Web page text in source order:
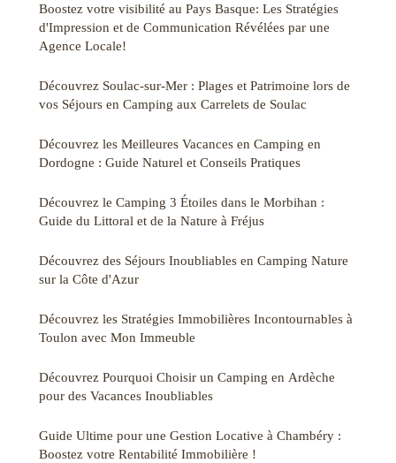
Boostez votre visibilité au Pays Basque: Les Stratégies
d'Impression et de Communication Révélées par une
Agence Locale!
Découvrez Soulac-sur-Mer : Plages et Patrimoine lors de
vos Séjours en Camping aux Carrelets de Soulac
Découvrez les Meilleures Vacances en Camping en
Dordogne : Guide Naturel et Conseils Pratiques
Découvrez le Camping 3 Étoiles dans le Morbihan :
Guide du Littoral et de la Nature à Fréjus
Découvrez des Séjours Inoubliables en Camping Nature
sur la Côte d'Azur
Découvrez les Stratégies Immobilières Incontournables à
Toulon avec Mon Immeuble
Découvrez Pourquoi Choisir un Camping en Ardèche
pour des Vacances Inoubliables
Guide Ultime pour une Gestion Locative à Chambéry :
Boostez votre Rentabilité Immobilière !